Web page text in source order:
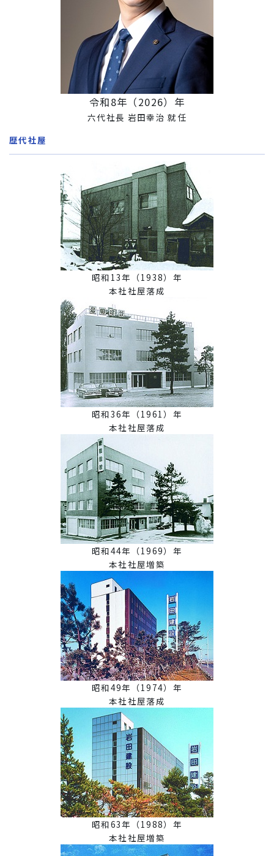
令和8年（2026）年
六代社長 岩田幸治 就任
歴代社屋
昭和13年（1938）年
本社社屋落成
昭和36年（1961）年
本社社屋落成
昭和44年（1969）年
本社社屋増築
昭和49年（1974）年
本社社屋落成
昭和63年（1988）年
本社社屋増築